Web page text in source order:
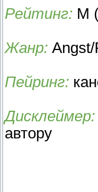
Рейтинг: М
Жанр:
Пейринг:
Дисклеймер:
автору